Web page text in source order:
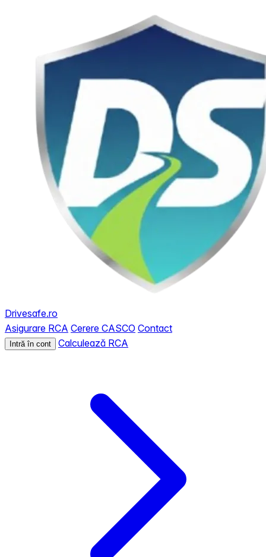
Drivesafe.ro
Asigurare RCA Cerere CASCO Contact
Intră în cont Calculează RCA